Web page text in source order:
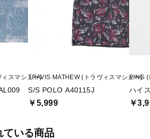
ィスマシュー)TRAVIS MATHEW (トラヴィスマシュー)
S/S POLO A40115J
￥5,999
PING (
ハイ
￥
ている商品